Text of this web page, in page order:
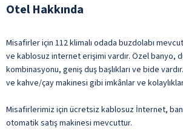
Otel Hakkında
Misafirler için 112 klimalı odada buzdolabı
ve kablosuz internet erişimi vardır. Özel banyo,
kombinasyonu, geniş duş başlıkları ve bide
ve kahve/çay makinesi gibi imkânlar ve
Misafirlerimiz için ücretsiz kablosuz İnternet,
otomatik satış makinesi mevcuttur.